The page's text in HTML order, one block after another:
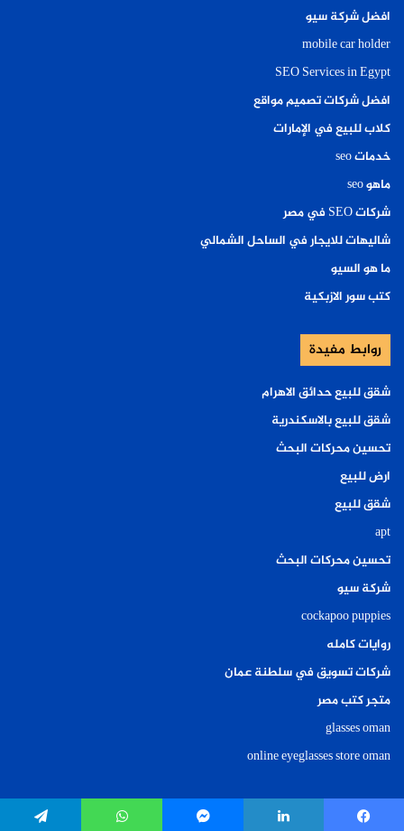
افضل شركة سيو
mobile car holder
SEO Services in Egypt
افضل شركات تصميم مواقع
كلاب للبيع في الإمارات
خدمات seo
ماهو seo
شركات SEO في مصر
شاليهات للايجار في الساحل الشمالي
ما هو السيو
كتب سور الازبكية
روابط مفيدة
شقق للبيع حدائق الاهرام
شقق للبيع بالاسكندرية
تحسين محركات البحث
ارض للبيع
شقق للبيع
apt
تحسين محركات البحث
شركة سيو
cockapoo puppies
روايات كامله
شركات تسويق في سلطنة عمان
متجر كتب مصر
glasses oman
online eyeglasses store oman